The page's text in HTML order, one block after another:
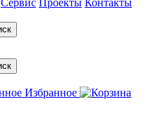
Сервис Проекты Контакты
Избранное